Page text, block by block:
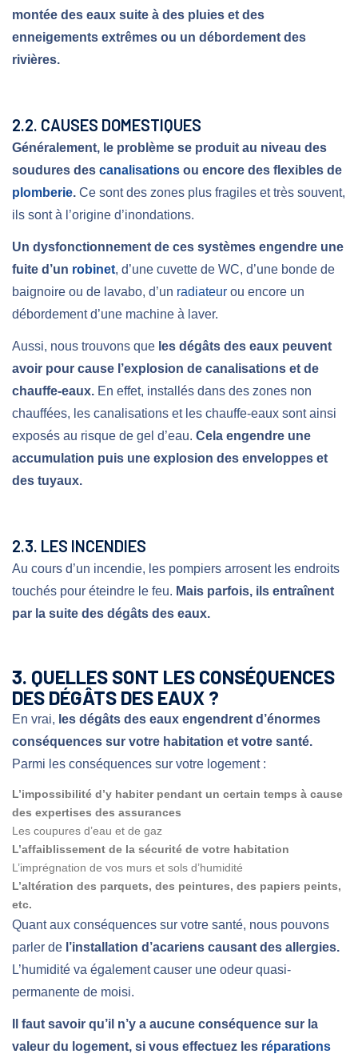
montée des eaux suite à des pluies et des
enneigements extrêmes ou un débordement des
rivières.
2.2. CAUSES DOMESTIQUES
Généralement, le problème se produit au niveau des
soudures des canalisations ou encore des flexibles de
plomberie. Ce sont des zones plus fragiles et très souvent,
ils sont à l’origine d’inondations.
Un dysfonctionnement de ces systèmes engendre une
fuite d’un robinet, d’une cuvette de WC, d’une bonde de
baignoire ou de lavabo, d’un radiateur ou encore un
débordement d’une machine à laver.
Aussi, nous trouvons que les dégâts des eaux peuvent
avoir pour cause l’explosion de canalisations et de
chauffe-eaux. En effet, installés dans des zones non
chauffées, les canalisations et les chauffe-eaux sont ainsi
exposés au risque de gel d’eau. Cela engendre une
accumulation puis une explosion des enveloppes et
des tuyaux.
2.3. LES INCENDIES
Au cours d’un incendie, les pompiers arrosent les endroits
touchés pour éteindre le feu. Mais parfois, ils entraînent
par la suite des dégâts des eaux.
3. QUELLES SONT LES CONSÉQUENCES
DES DÉGÂTS DES EAUX ?
En vrai, les dégâts des eaux engendrent d’énormes
conséquences sur votre habitation et votre santé.
Parmi les conséquences sur votre logement :
L’impossibilité d’y habiter pendant un certain temps à cause
des expertises des assurances
Les coupures d’eau et de gaz
L’affaiblissement de la sécurité de votre habitation
L’imprégnation de vos murs et sols d’humidité
L’altération des parquets, des peintures, des papiers peints,
etc.
Quant aux conséquences sur votre santé, nous pouvons
parler de l’installation d’acariens causant des allergies.
L’humidité va également causer une odeur quasi-
permanente de moisi.
Il faut savoir qu’il n’y a aucune conséquence sur la
valeur du logement, si vous effectuez les réparations